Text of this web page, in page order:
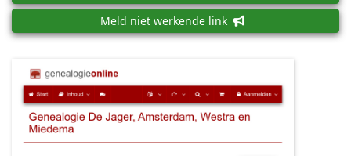
Meld niet werkende link